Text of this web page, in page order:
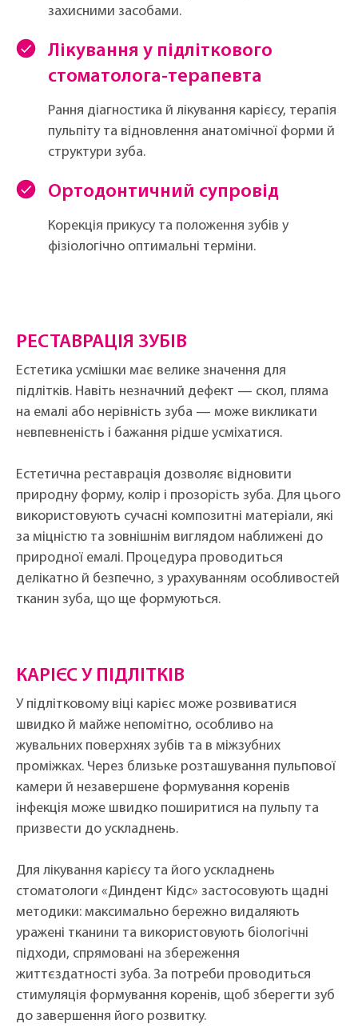
захисними засобами.
Лікування у підліткового
стоматолога-терапевта
Рання діагностика й лікування карієсу, терапія
пульпіту та відновлення анатомічної форми й
структури зуба.
Ортодонтичний супровід
Корекція прикусу та положення зубів у
фізіологічно оптимальні терміни.
РЕСТАВРАЦІЯ ЗУБІВ
Естетика усмішки має велике значення для
підлітків. Навіть незначний дефект — скол, пляма
на емалі або нерівність зуба — може викликати
невпевненість і бажання рідше усміхатися.
Естетична реставрація дозволяє відновити
природну форму, колір і прозорість зуба. Для цього
використовують сучасні композитні матеріали, які
за міцністю та зовнішнім виглядом наближені до
природної емалі. Процедура проводиться
делікатно й безпечно, з урахуванням особливостей
тканин зуба, що ще формуються.
КАРІЄС У ПІДЛІТКІВ
У підлітковому віці карієс може розвиватися
швидко й майже непомітно, особливо на
жувальних поверхнях зубів та в міжзубних
проміжках. Через близьке розташування пульпової
камери й незавершене формування коренів
інфекція може швидко поширитися на пульпу та
призвести до ускладнень.
Для лікування карієсу та його ускладнень
стоматологи «Диндент Кідс» застосовують щадні
методики: максимально бережно видаляють
уражені тканини та використовують біологічні
підходи, спрямовані на збереження
життєздатності зуба. За потреби проводиться
стимуляція формування коренів, щоб зберегти зуб
до завершення його розвитку.